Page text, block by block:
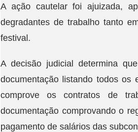
A ação cautelar foi ajuizada,
degradantes de trabalho tanto
festival.
A decisão judicial determina
documentação listando todos os
comprove os contratos de
documentação comprovando o
pagamento de salários das